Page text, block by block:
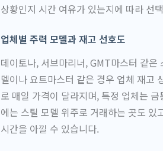
상황인지 시간 여유가 있는지에 따라 선
업체별 주력 모델과 재고 선호도
데이토나, 서브마리너, GMT마스터 같
델이나 요트마스터 같은 경우 업체 재고
로 매일 가격이 달라지며, 특정 업체는
에는 스틸 모델 위주로 거래하는 곳도
시간을 아낄 수 있습니다.